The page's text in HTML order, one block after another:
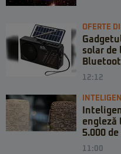
OFERTE
solar de
12:12
engleză
5.000 de
11:00